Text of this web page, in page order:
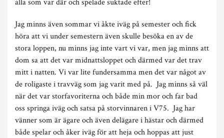
alla som var där och spelade suktade efter!
Jag minns även sommar vi åkte iväg på semester och fick
höra att vi under semestern även skulle besöka en av de
stora loppen, nu minns jag inte vart vi var, men jag minns att
dom sa att det var midnattsloppet och därmed var det trav
mitt i natten. Vi var lite fundersamma men det var något av
de roligaste i travväg som jag varit med på. Jag minns så väl
när det var storfavoriterna och både min mor och far bad
oss springa iväg och satsa på storvinnaren i V75. Jag har
vänner som är ägare och även delägare i hästar och därmed
både spelar och åker iväg för att heja och hoppas att just